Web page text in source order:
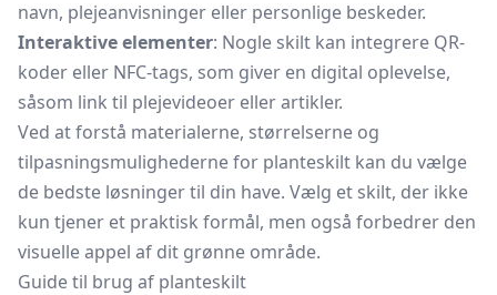
navn, plejeanvisninger eller personlige beskeder.
Interaktive elementer: Nogle skilt kan integrere QR-
koder eller NFC-tags, som giver en digital oplevelse,
såsom link til plejevideoer eller artikler.
Ved at forstå materialerne, størrelserne og
tilpasningsmulighederne for planteskilt kan du vælge
de bedste løsninger til din have. Vælg et skilt, der ikke
kun tjener et praktisk formål, men også forbedrer den
visuelle appel af dit grønne område.
Guide til brug af planteskilt